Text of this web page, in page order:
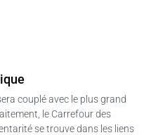
couplé avec le plus grand
le Carrefour des
se trouve dans les liens